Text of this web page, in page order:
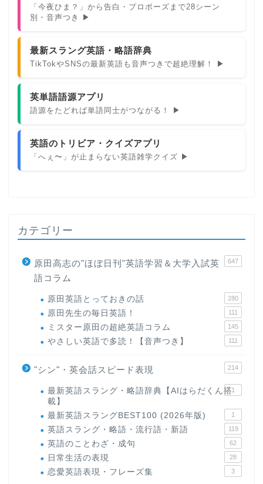
「今夜ひま？」から告白・プロポーズまで28シーン
別・音声つき ▶
最新スラング英語・略語辞典
TikTokやSNSの最新英語も音声つきで超絶理解！ ▶
英単語語源アプリ
語源をたどれば単語同士がつながる！ ▶
英語のトリビア・クイズアプリ
「へぇ〜」が止まらない英語雑学クイズ ▶
カテゴリー
原田高志の"ほぼ日刊"英語学習＆大学入試英
語コラム
647
原田英語とっておきの話 280
原田先生の毎日英語！ 111
ミスター原田の超絶英語コラム 145
やさしい英語で多読！【音声つき】 111
"シン"・英会話スピード表現 214
最新英語スラング・略語辞典【AIはらだくん搭
載】
1
最新英語スラングBEST100 (2026年版) 1
英語スラング・略語・流行語・新語 119
英語のことわざ・成句 62
日常生活の表現 28
恋愛英語表現・フレーズ集 3